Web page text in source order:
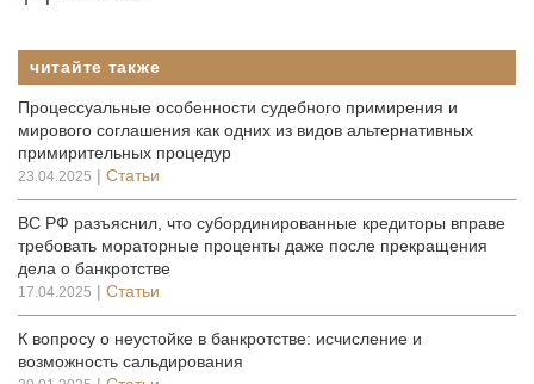
читайте также
Процессуальные особенности судебного примирения и
мирового соглашения как одних из видов альтернативных
примирительных процедур
23.04.2025 | Статьи
ВС РФ разъяснил, что субординированные кредиторы вправе
требовать мораторные проценты даже после прекращения
дела о банкротстве
17.04.2025 | Статьи
К вопросу о неустойке в банкротстве: исчисление и
возможность сальдирования